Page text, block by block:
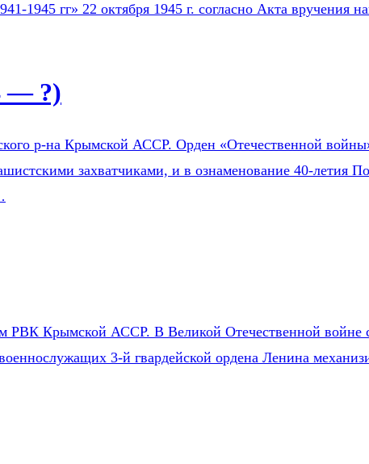
1945 гг» 22 октября 1945 г. согласно Акта вручения
— ?)
р-на Крымской АССР. Орден «Отечественной войны»
захватчиками, и в ознаменование 40-летия
Крымской АССР. В Великой Отечественной войне
3-й гвардейской ордена Ленина